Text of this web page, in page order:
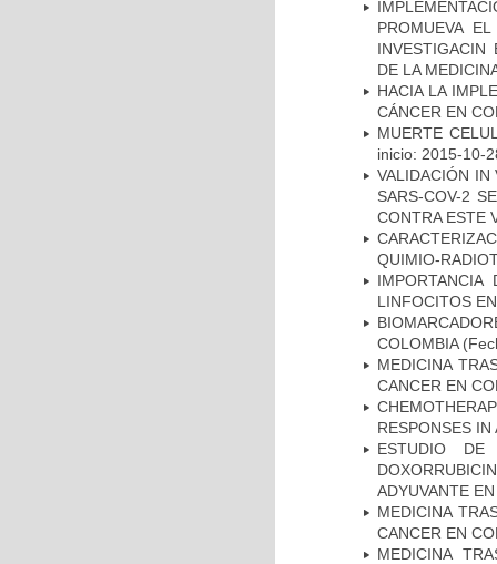
PROMUEVA
INVESTIGACIN
DE LA
HACIA LA
CÁNCER EN
MUERTE
inicio: 2015-10-
VALIDACIÓN IN
SARS-COV-2
CONTRA ESTE
QUIMIO-
LINFOCITOS
COLOMBIA
MEDICINA
CANCER EN
RESPONSES IN
ESTUDIO DE
ADYUVANTE
MEDICINA
CANCER EN
MEDICINA